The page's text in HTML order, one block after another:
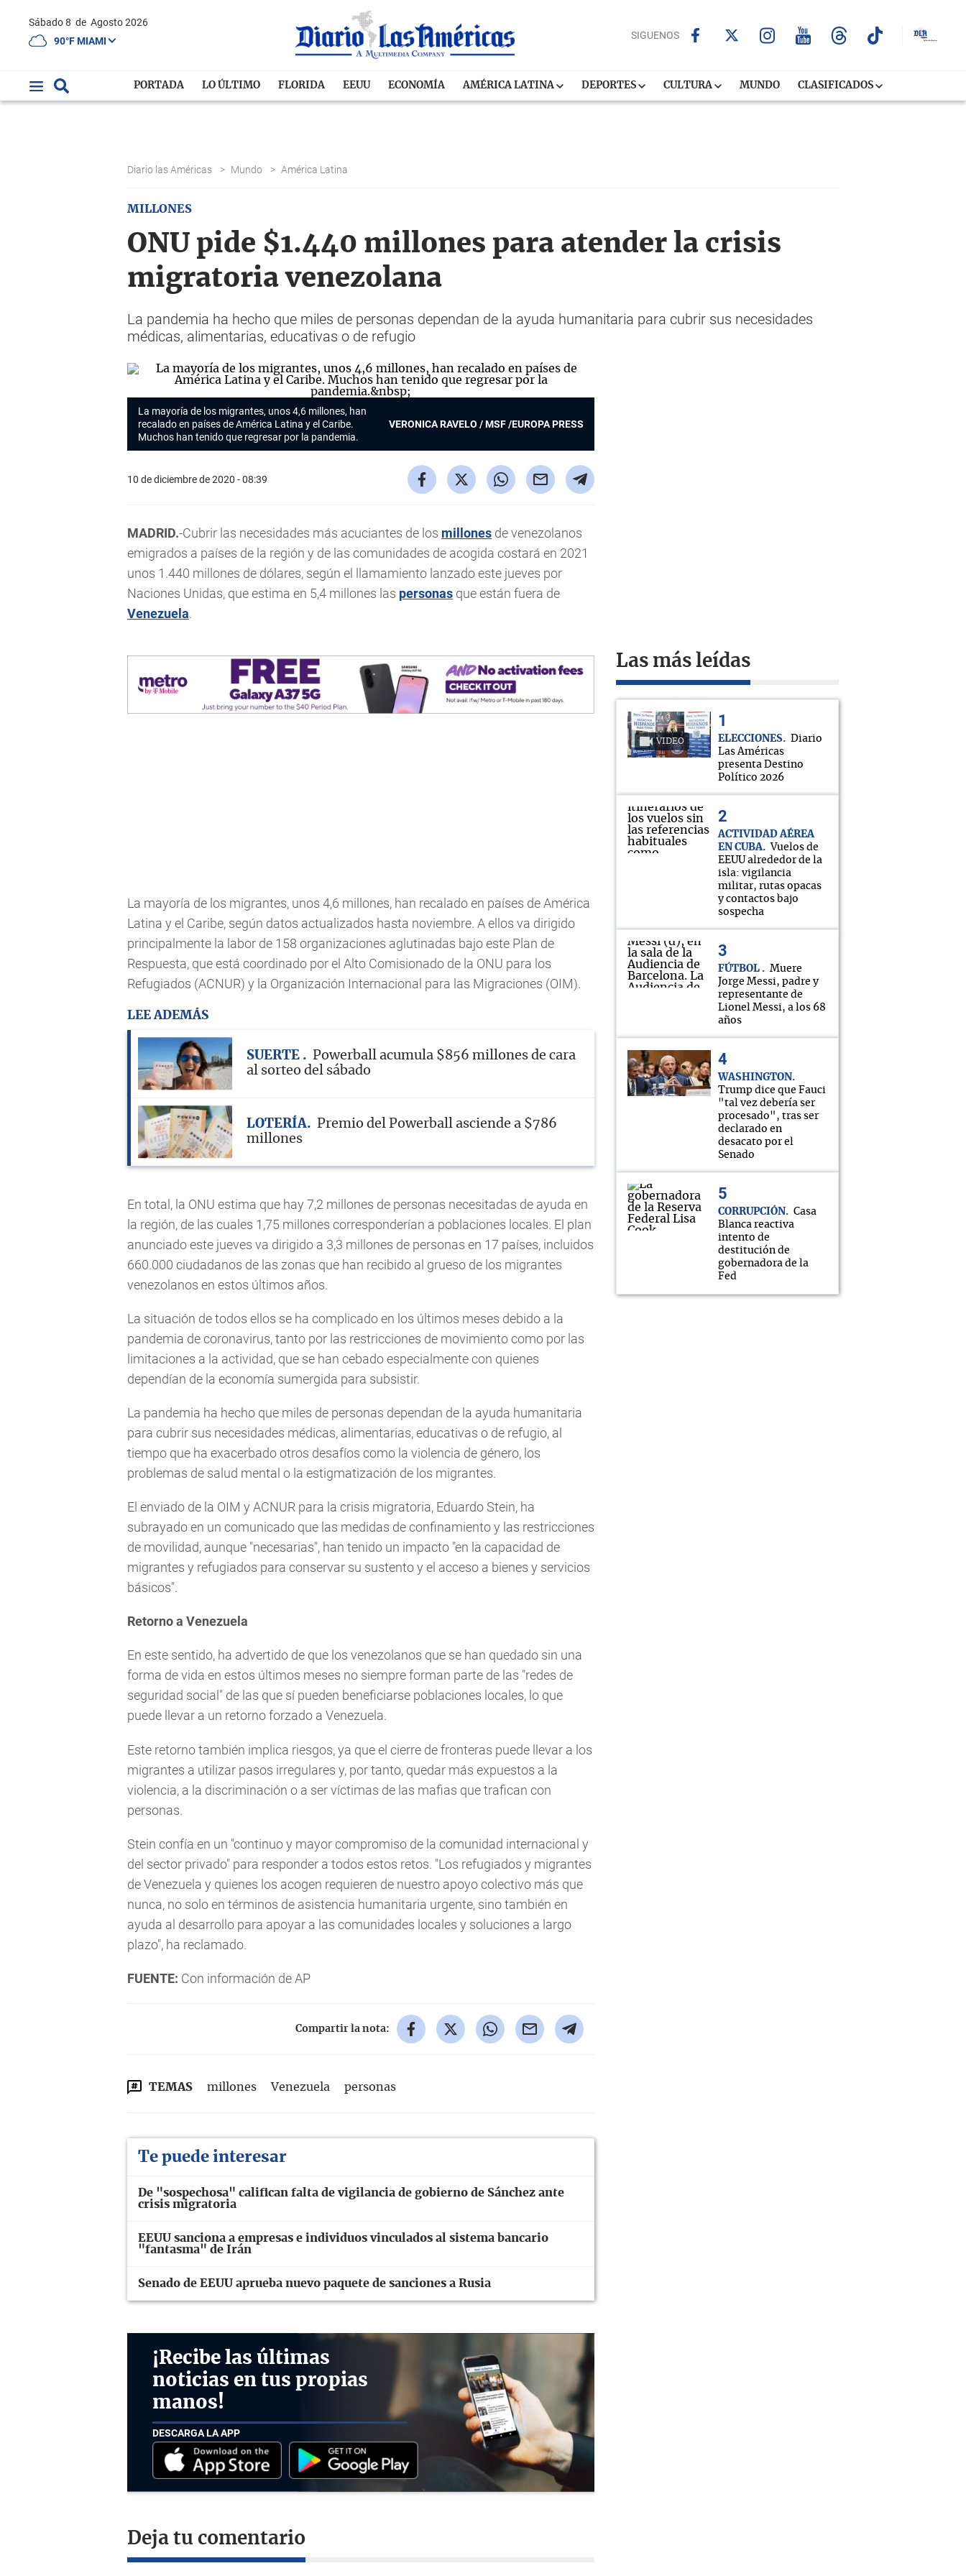
Sábado 8 de Agosto 2026
90°F MIAMI
SIGUENOS
PORTADA LO ÚLTIMO FLORIDA EEUU ECONOMÍA AMÉRICA LATINA DEPORTES CULTURA MUNDO CLASIFICADOS
Diario las Américas > Mundo > América Latina
MILLONES
ONU pide $1.440 millones para atender la crisis
migratoria venezolana
La pandemia ha hecho que miles de personas dependan de la ayuda humanitaria para cubrir sus necesidades
médicas, alimentarias, educativas o de refugio
La mayoría de los migrantes, unos 4,6 millones, han
recalado en países de América Latina y el Caribe.
Muchos han tenido que regresar por la pandemia.
VERONICA RAVELO / MSF /EUROPA PRESS
10 de diciembre de 2020 - 08:39
MADRID.-Cubrir las necesidades más acuciantes de los millones de venezolanos
emigrados a países de la región y de las comunidades de acogida costará en 2021
unos 1.440 millones de dólares, según el llamamiento lanzado este jueves por
Naciones Unidas, que estima en 5,4 millones las personas que están fuera de
Venezuela.
La mayoría de los migrantes, unos 4,6 millones, han recalado en países de América
Latina y el Caribe, según datos actualizados hasta noviembre. A ellos va dirigido
principalmente la labor de 158 organizaciones aglutinadas bajo este Plan de
Respuesta, que está coordinado por el Alto Comisionado de la ONU para los
Refugiados (ACNUR) y la Organización Internacional para las Migraciones (OIM).
LEE ADEMÁS
SUERTE
Powerball acumula $856 millones de cara
al sorteo del sábado
LOTERÍA
Premio del Powerball asciende a $786
millones
En total, la ONU estima que hay 7,2 millones de personas necesitadas de ayuda en
la región, de las cuales 1,75 millones corresponderían a poblaciones locales. El plan
anunciado este jueves va dirigido a 3,3 millones de personas en 17 países, incluidos
660.000 ciudadanos de las zonas que han recibido al grueso de los migrantes
venezolanos en estos últimos años.
La situación de todos ellos se ha complicado en los últimos meses debido a la
pandemia de coronavirus, tanto por las restricciones de movimiento como por las
limitaciones a la actividad, que se han cebado especialmente con quienes
dependían de la economía sumergida para subsistir.
La pandemia ha hecho que miles de personas dependan de la ayuda humanitaria
para cubrir sus necesidades médicas, alimentarias, educativas o de refugio, al
tiempo que ha exacerbado otros desafíos como la violencia de género, los
problemas de salud mental o la estigmatización de los migrantes.
El enviado de la OIM y ACNUR para la crisis migratoria, Eduardo Stein, ha
subrayado en un comunicado que las medidas de confinamiento y las restricciones
de movilidad, aunque "necesarias", han tenido un impacto "en la capacidad de
migrantes y refugiados para conservar su sustento y el acceso a bienes y servicios
básicos".
Retorno a Venezuela
En este sentido, ha advertido de que los venezolanos que se han quedado sin una
forma de vida en estos últimos meses no siempre forman parte de las "redes de
seguridad social" de las que sí pueden beneficiarse poblaciones locales, lo que
puede llevar a un retorno forzado a Venezuela.
Este retorno también implica riesgos, ya que el cierre de fronteras puede llevar a los
migrantes a utilizar pasos irregulares y, por tanto, quedar más expuestos a la
violencia, a la discriminación o a ser víctimas de las mafias que trafican con
personas.
Stein confía en un "continuo y mayor compromiso de la comunidad internacional y
del sector privado" para responder a todos estos retos. "Los refugiados y migrantes
de Venezuela y quienes los acogen requieren de nuestro apoyo colectivo más que
nunca, no solo en términos de asistencia humanitaria urgente, sino también en
ayuda al desarrollo para apoyar a las comunidades locales y soluciones a largo
plazo", ha reclamado.
FUENTE: Con información de AP
Compartir la nota:
TEMAS millones Venezuela personas
Te puede interesar
De "sospechosa" califican falta de vigilancia de gobierno de Sánchez ante
crisis migratoria
EEUU sanciona a empresas e individuos vinculados al sistema bancario
"fantasma" de Irán
Senado de EEUU aprueba nuevo paquete de sanciones a Rusia
¡Recibe las últimas
noticias en tus propias
manos!
DESCARGA LA APP
Deja tu comentario
Las más leídas
VIDEO ELECCIONES
Diario
Las Américas
presenta Destino
Político 2026
ACTIVIDAD AÉREA
EN CUBA
Vuelos de
EEUU alrededor de la
isla: vigilancia
militar, rutas opacas
y contactos bajo
sospecha
FÚTBOL
Muere
Jorge Messi, padre y
representante de
Lionel Messi, a los 68
años
WASHINGTON
Trump dice que Fauci
"tal vez debería ser
procesado", tras ser
declarado en
desacato por el
Senado
CORRUPCIÓN
Casa
Blanca reactiva
intento de
destitución de
gobernadora de la
Fed